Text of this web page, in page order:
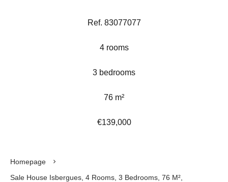
Ref. 83077077
4 rooms
3 bedrooms
76 m²
€139,000
Homepage
Sale House Isbergues, 4 Rooms, 3 Bedrooms, 76 M²,